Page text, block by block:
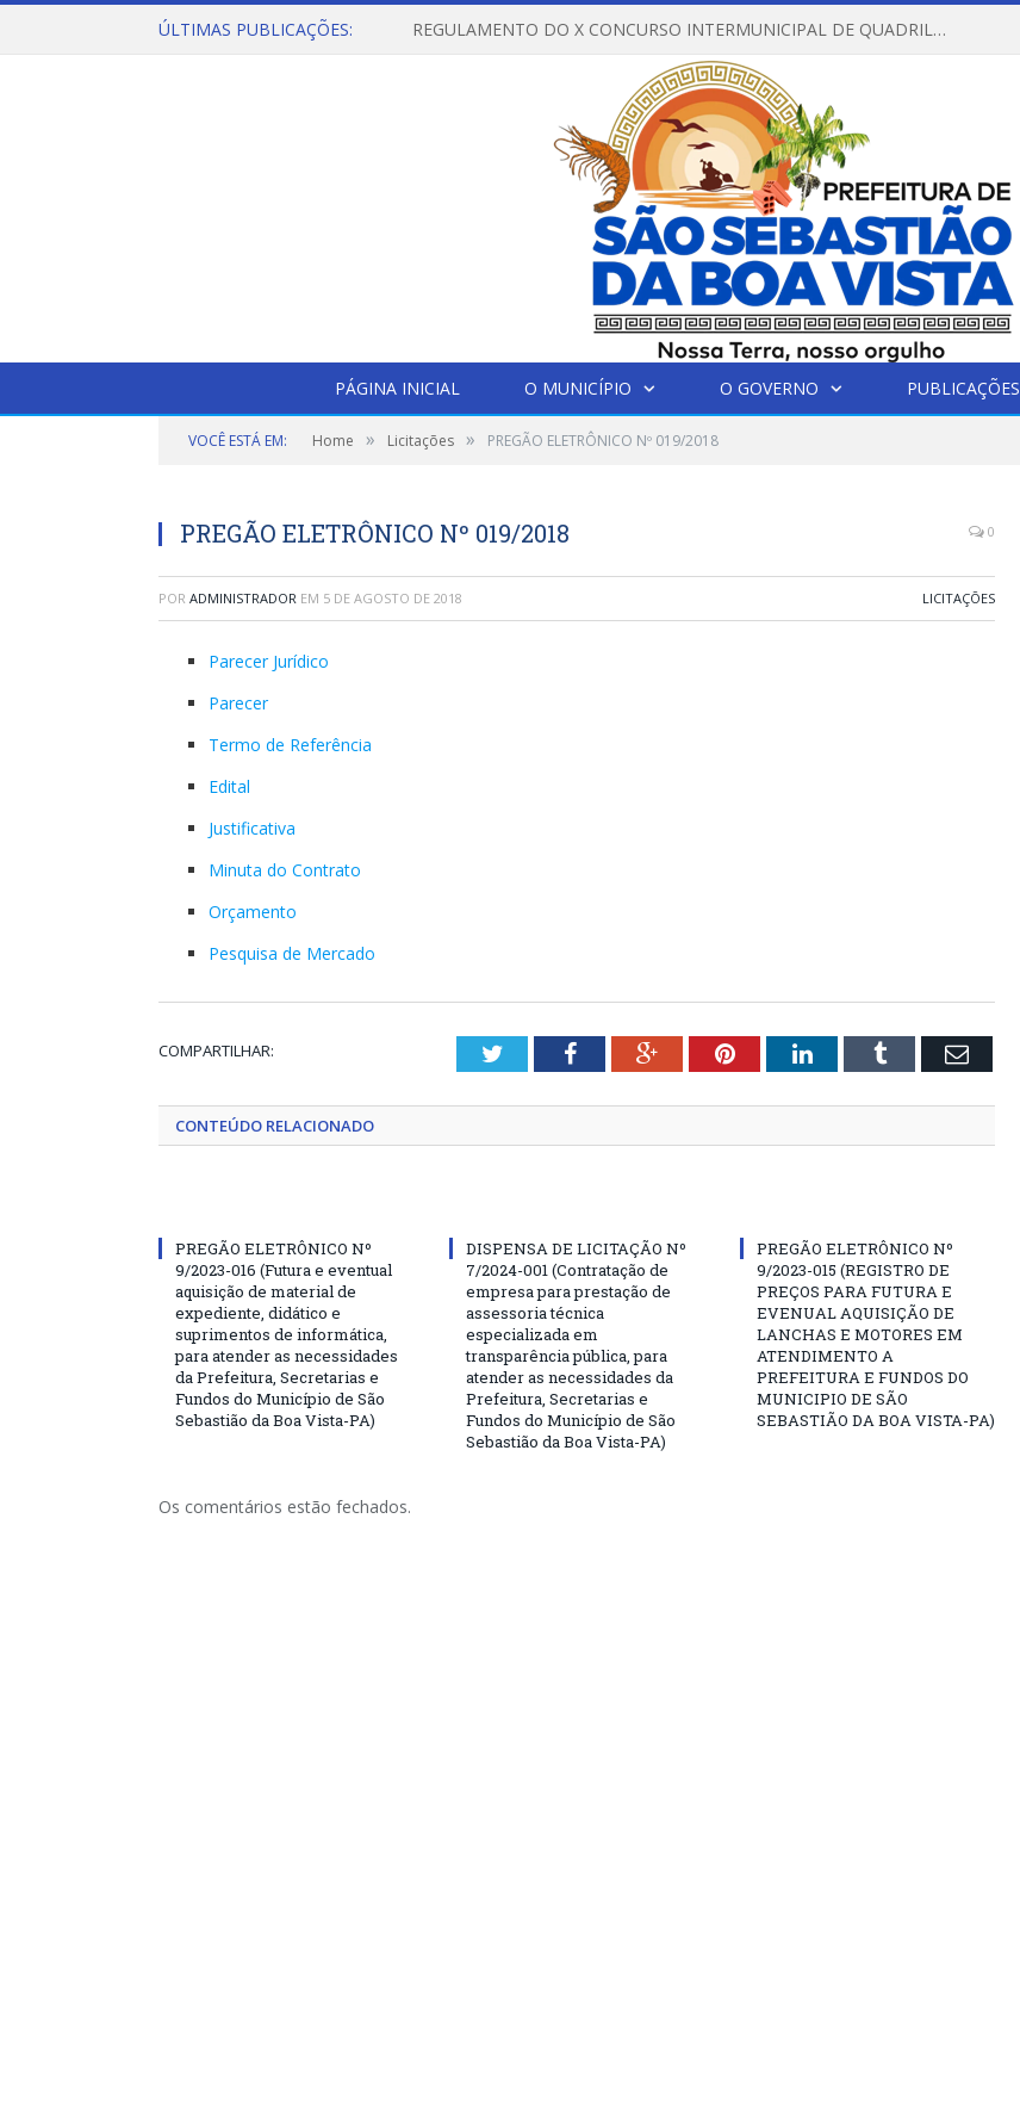
ÚLTIMAS PUBLICAÇÕES: REGULAMENTO DO X CONCURSO INTERMUNICIPAL DE QUADRILHAS JUNINAS – 2026 – ARRAIÁ DA VENEZA
PÁGINA INICIAL O MUNICÍPIO O GOVERNO PUBLICAÇÕES
VOCÊ ESTÁ EM: Home » Licitações » PREGÃO ELETRÔNICO Nº 019/2018
PREGÃO ELETRÔNICO Nº 019/2018 0
POR ADMINISTRADOR EM 5 DE AGOSTO DE 2018 LICITAÇÕES
Parecer Jurídico
Parecer
Termo de Referência
Edital
Justificativa
Minuta do Contrato
Orçamento
Pesquisa de Mercado
COMPARTILHAR: TwitterFacebookGoogle+PinterestLinkedInTumblr Email
CONTEÚDO RELACIONADO
PREGÃO ELETRÔNICO Nº
9/2023-016 (Futura e eventual
aquisição de material de
expediente, didático e
suprimentos de informática,
para atender as necessidades
da Prefeitura, Secretarias e
Fundos do Município de São
Sebastião da Boa Vista-PA)
DISPENSA DE LICITAÇÃO Nº
7/2024-001 (Contratação de
empresa para prestação de
assessoria técnica
especializada em
transparência pública, para
atender as necessidades da
Prefeitura, Secretarias e
Fundos do Município de São
Sebastião da Boa Vista-PA)
PREGÃO ELETRÔNICO Nº
9/2023-015 (REGISTRO DE
PREÇOS PARA FUTURA E
EVENUAL AQUISIÇÃO DE
LANCHAS E MOTORES EM
ATENDIMENTO A
PREFEITURA E FUNDOS DO
MUNICIPIO DE SÃO
SEBASTIÃO DA BOA VISTA-PA)
Os comentários estão fechados.